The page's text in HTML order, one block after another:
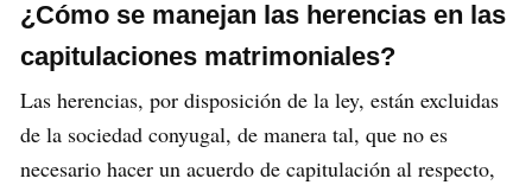
¿Cómo se manejan las herencias en las
capitulaciones matrimoniales?
Las herencias, por disposición de la ley, están excluidas
de la sociedad conyugal, de manera tal, que no es
necesario hacer un acuerdo de capitulación al respecto,